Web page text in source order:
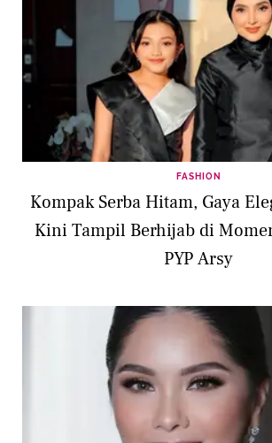
FASHION
Kompak Serba Hitam, Gaya
Kini Tampil Berhijab di
PYP Arsy